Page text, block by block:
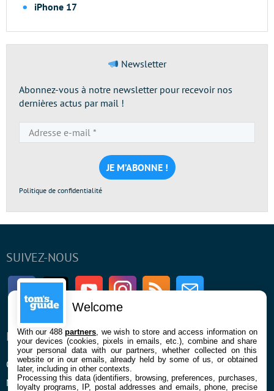
iPhone 17
Newsletter
Abonnez-vous à notre newsletter pour recevoir nos
dernières actus par mail !
e-
mail
*
Politique de confidentialité
SUIVEZ-NOUS
FacebookTwitter Youtube InstagramRSS Newsletter
ENTREPRISE
Qui sommes nous
Mentions légales et CGU
À PROPOS
La rédaction
Contact
Welcome
With our 488partners , we wish to store and access information on
your devices (cookies, pixels in emails, etc.), combine and share
your personal data with our partners, whether collected on this
website or in our emails, already held by some of us, or obtained
later, including in other contexts.
Processing this data (identifiers, browsing, preferences, purchases,
loyalty programs, IP, postal addresses and emails, phone, precise